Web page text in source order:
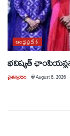
ఆంధ్రప్రదేశ్
భవిష్యత్
చైతన్యరధం @August 6, 2026